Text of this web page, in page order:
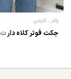
پافر ، کاپشن
جکت فوتر کلاه دارت2,810,000